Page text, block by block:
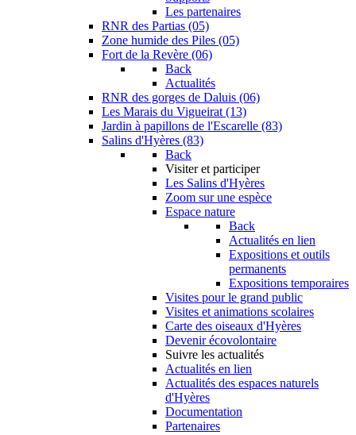
Les partenaires
RNR des Partias (05)
Zone humide des Piles (05)
Fort de la Revère (06)
Back
Actualités
RNR des gorges de Daluis (06)
Les Marais du Vigueirat (13)
Jardin à papillons de l'Escarelle (83)
Salins d'Hyères (83)
Back
Visiter et participer
Les Salins d'Hyères
Zoom sur une espèce
Espace nature
Back
Actualités en lien
Expositions et outils
permanents
Expositions temporaires
Visites pour le grand public
Visites et animations scolaires
Carte des oiseaux d'Hyères
Devenir écovolontaire
Suivre les actualités
Actualités en lien
Actualités des espaces naturels
d'Hyères
Documentation
Partenaires